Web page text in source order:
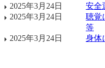
2025年3月24日
安全
2025年3月24日
聴覚
等
2025年3月24日
身体